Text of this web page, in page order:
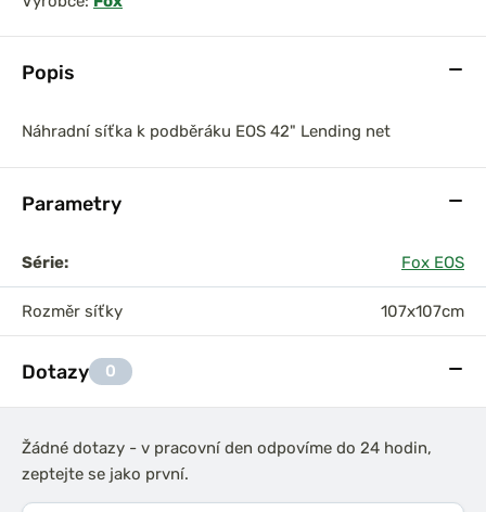
Popis
Náhradní síťka k podběráku EOS 42" Lending net
Parametry
Série: Fox EOS
Rozměr síťky 107x107cm
Dotazy 0
Žádné dotazy - v pracovní den odpovíme do 24 hodin,
zeptejte se jako první.